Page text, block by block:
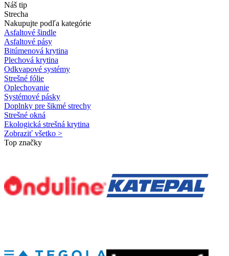
Náš tip
Strecha
Nakupujte podľa kategórie
Asfaltové šindle
Asfaltové pásy
Bitúmenová krytina
Plechová krytina
Odkvapové systémy
Strešné fólie
Oplechovanie
Systémové pásky
Doplnky pre šikmé strechy
Strešné okná
Ekologická strešná krytina
Zobraziť všetko >
Top značky